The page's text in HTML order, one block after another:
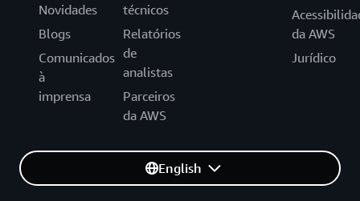
Novidades
Blogs
Comunicados
à
imprensa
técnicos
Relatórios
de
analistas
Parceiros
da AWS
da AWS
Jurídico
English